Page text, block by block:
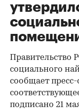
Правительство
социального
сообщает
подписано 21